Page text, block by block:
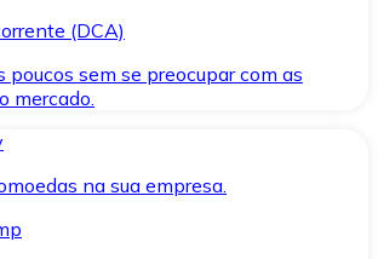
(DCA)
poucos sem se preocupar com as
mercado.
na sua empresa.